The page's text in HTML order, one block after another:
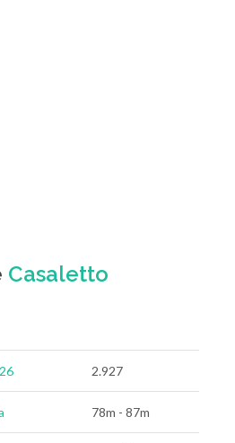
Casaletto
2.927
78m - 87m